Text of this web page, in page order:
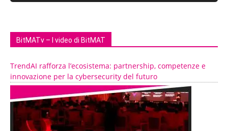
BitMATv – I video di BitMAT
TrendAI rafforza l’ecosistema: partnership, competenze e
innovazione per la cybersecurity del futuro